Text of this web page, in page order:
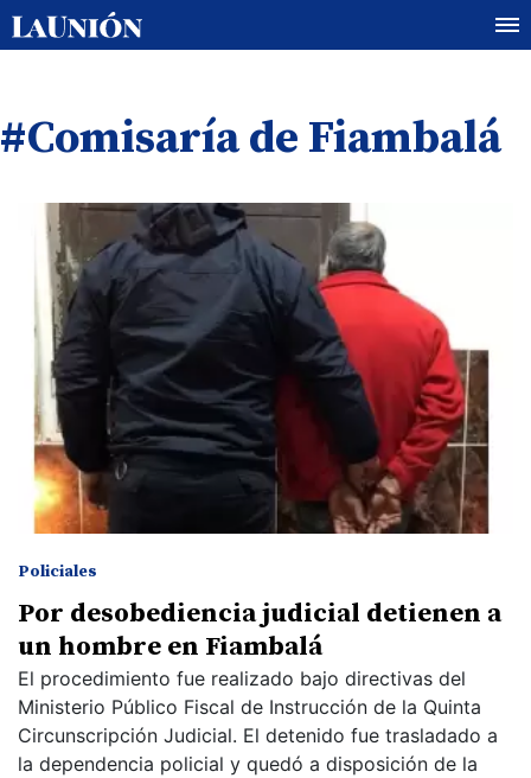
#Comisaría de Fiambalá
Policiales
Por desobediencia judicial detienen a
un hombre en Fiambalá
El procedimiento fue realizado bajo directivas del
Ministerio Público Fiscal de Instrucción de la Quinta
Circunscripción Judicial. El detenido fue trasladado a
la dependencia policial y quedó a disposición de la